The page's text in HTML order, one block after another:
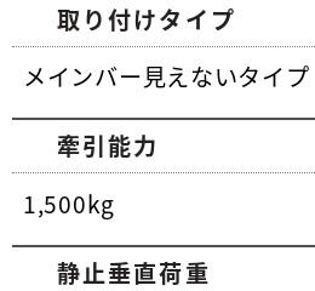
取り付けタイプ
メインバー見えないタイプ
牽引能力
1,500kg
静止垂直荷重